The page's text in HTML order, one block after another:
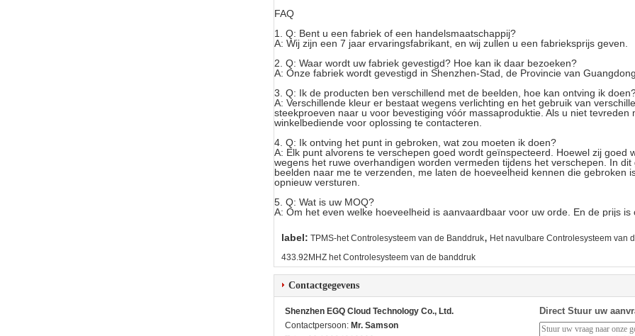
FAQ
1. Q: Bent u een fabriek of een handelsmaatschappij?
A: Wij zijn een 7 jaar ervaringsfabrikant, en wij zullen u een fabrieksprijs geven.
2. Q: Waar wordt uw fabriek gevestigd? Hoe kan ik daar bezoeken?
A: Onze fabriek wordt gevestigd in Shenzhen-Stad, de Provincie van
3. Q: Ik de producten ben verschillend met de beelden, hoe kan ontving ik
A: Verschillende kleur er bestaat wegens verlichting en het gebruik van
steekproeven naar u voor bevestiging vóór massaproduktie. Als u niet
winkelbediende voor oplossing te contacteren.
4. Q: Ik ontving het punt in gebroken, wat zou moeten ik doen?
A: Elk punt alvorens te verschepen goed wordt geïnspecteerd. Hoewel zij goed
wegens het ruwe overhandigen worden vermeden tijdens het verschepen. In
beelden naar me te verzenden, me laten de hoeveelheid kennen die gebroken
opnieuw versturen.
5. Q: Wat is uw MOQ?
A: Om het even welke hoeveelheid is aanvaardbaar voor uw orde. En de prijs
label: TPMS-het Controlesysteem van de Banddruk, Het navulbare Controlesysteem van
433.92MHZ het Controlesysteem van de banddruk
Contactgegevens
Shenzhen EGQ Cloud Technology Co., Ltd.
Contactpersoon: Mr. Samson
Direct Stuur uw